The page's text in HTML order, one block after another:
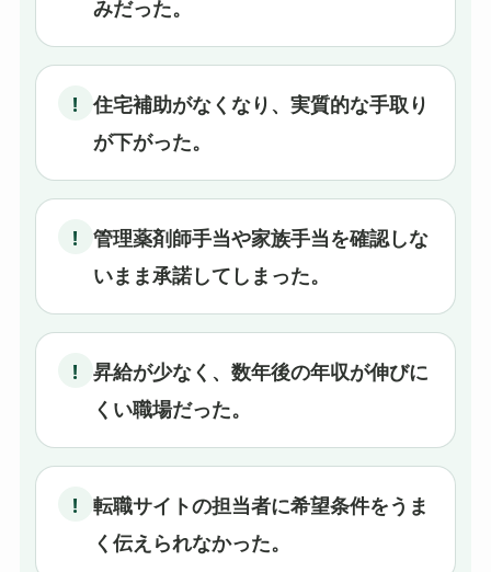
みだった。
!
住宅補助がなくなり、実質的な手取り
が下がった。
!
管理薬剤師手当や家族手当を確認しな
いまま承諾してしまった。
!
昇給が少なく、数年後の年収が伸びに
くい職場だった。
!
転職サイトの担当者に希望条件をうま
く伝えられなかった。